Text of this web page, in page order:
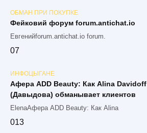
ОБМАН ПРИ ПОКУПКЕ
Фейковий форум forum.antichat.io
Евгенийforum.antichat.io forum.
07
ИНФОЦЫГАНЕ
Афера ADD Beauty: Как Alina Davidoff
(Давыдова) обманывает клиентов
ElenaАфера ADD Beauty: Как Alina
013